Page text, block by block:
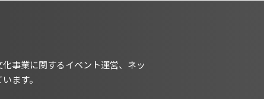
事業に関するイベント運営、ネッ
ます。